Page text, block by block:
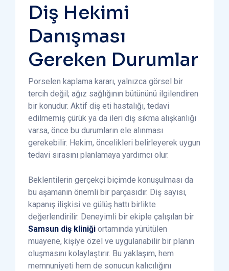
Diş Hekimi
Danışması
Gereken Durumlar
Porselen kaplama kararı, yalnızca görsel bir
tercih değil; ağız sağlığının bütününü ilgilendiren
bir konudur. Aktif diş eti hastalığı, tedavi
edilmemiş çürük ya da ileri diş sıkma alışkanlığı
varsa, önce bu durumların ele alınması
gerekebilir. Hekim, öncelikleri belirleyerek uygun
tedavi sırasını planlamaya yardımcı olur.
Beklentilerin gerçekçi biçimde konuşulması da
bu aşamanın önemli bir parçasıdır. Diş sayısı,
kapanış ilişkisi ve gülüş hattı birlikte
değerlendirilir. Deneyimli bir ekiple çalışılan bir
Samsun diş kliniği ortamında yürütülen
muayene, kişiye özel ve uygulanabilir bir planın
oluşmasını kolaylaştırır. Bu yaklaşım, hem
memnuniyeti hem de sonucun kalıcılığını